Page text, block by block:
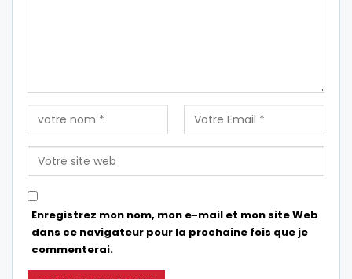
Enregistrez mon nom, mon e-mail et mon site Web
dans ce navigateur pour la prochaine fois que je
commenterai.